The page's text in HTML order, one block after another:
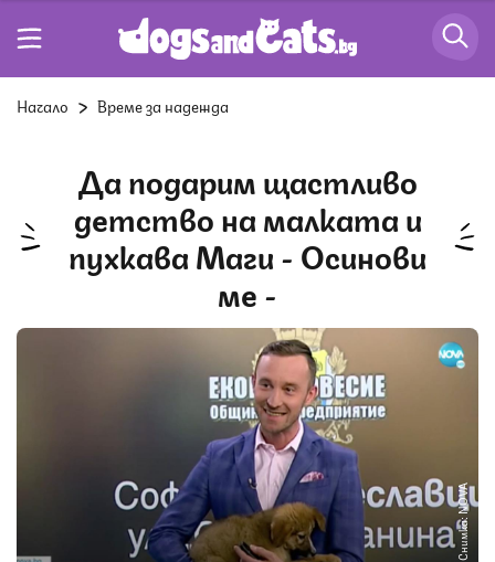
Начало Време за надежда
Да подарим щастливо
детство на малката и
пухкава Маги - Осинови
ме -
Снимка: NOVA